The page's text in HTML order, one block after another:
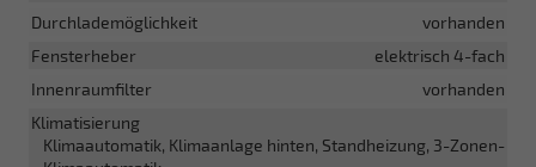
Durchlademöglichkeit
vorhanden
Fensterheber
elektrisch 4-fach
Innenraumfilter
vorhanden
Klimatisierung
Klimaautomatik, Klimaanlage hinten, Standheizung, 3-Zonen-